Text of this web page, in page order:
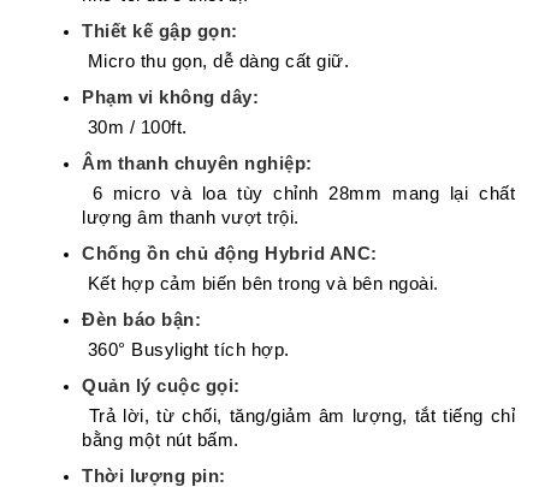
Thiết kế gập gọn:
Micro thu gọn, dễ dàng cất giữ.
Phạm vi không dây:
30m / 100ft.
Âm thanh chuyên nghiệp:
lượng âm thanh vượt trội.
Chống ồn chủ động Hybrid ANC:
Kết hợp cảm biến bên trong và bên ngoài.
Đèn báo bận:
360° Busylight tích hợp.
Quản lý cuộc gọi:
bằng một nút bấm.
Thời lượng pin: